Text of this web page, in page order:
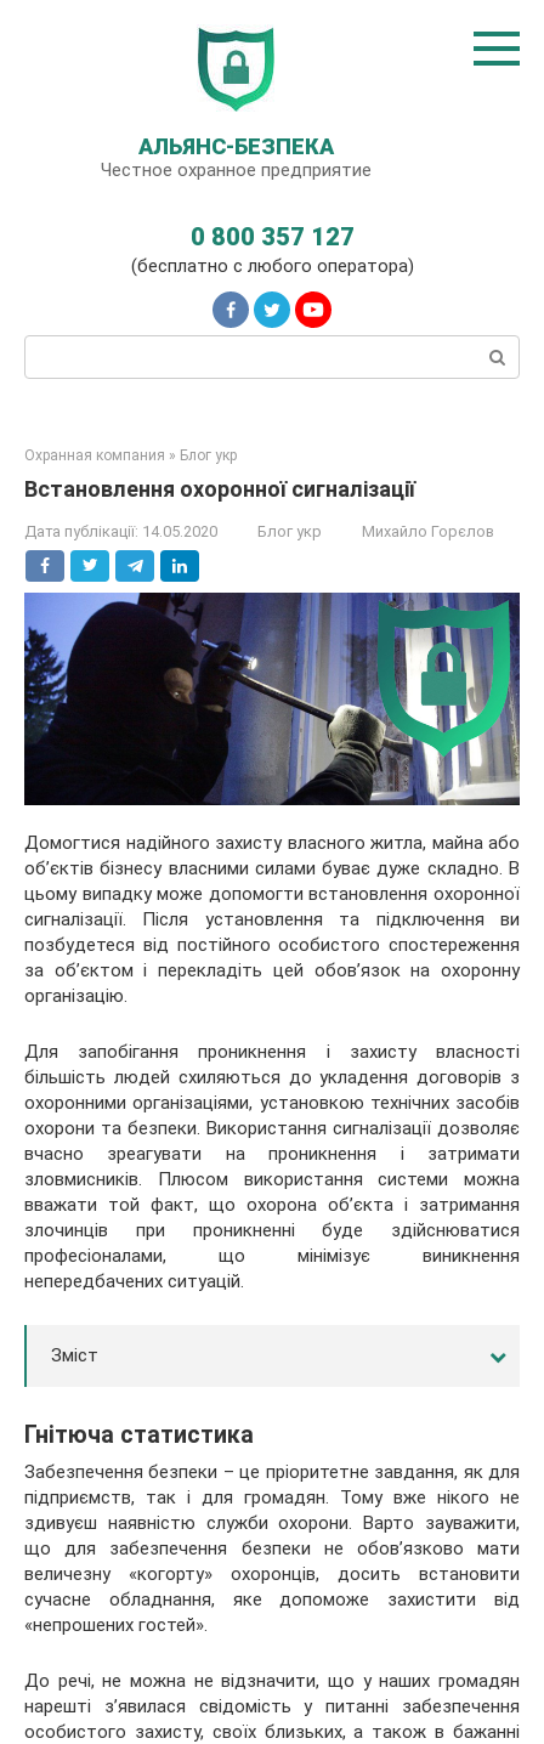
АЛЬЯНС-БЕЗПЕКА
Честное охранное предприятие
0 800 357 127
(бесплатно с любого оператора)
Охранная компания » Блог укр
Встановлення охоронної сигналізації
Дата публікації: 14.05.2020 Блог укр Михайло Горєлов
Домогтися надійного захисту власного житла, майна або
об’єктів бізнесу власними силами буває дуже складно. В
цьому випадку може допомогти встановлення охоронної
сигналізації. Після установлення та підключення ви
позбудетеся від постійного особистого спостереження
за об’єктом і перекладіть цей обов’язок на охоронну
організацію.
Для запобігання проникнення і захисту власності
більшість людей схиляються до укладення договорів з
охоронними організаціями, установкою технічних засобів
охорони та безпеки. Використання сигналізації дозволяє
вчасно зреагувати на проникнення і затримати
зловмисників. Плюсом використання системи можна
вважати той факт, що охорона об’єкта і затримання
злочинців при проникненні буде здійснюватися
професіоналами, що мінімізує виникнення
непередбачених ситуацій.
Зміст
Гнітюча статистика
Забезпечення безпеки – це пріоритетне завдання, як для
підприємств, так і для громадян. Тому вже нікого не
здивуєш наявністю служби охорони. Варто зауважити,
що для забезпечення безпеки не обов’язково мати
величезну «когорту» охоронців, досить встановити
сучасне обладнання, яке допоможе захистити від
«непрошених гостей».
До речі, не можна не відзначити, що у наших громадян
нарешті з’явилася свідомість у питанні забезпечення
особистого захисту, своїх близьких, а також в бажанні